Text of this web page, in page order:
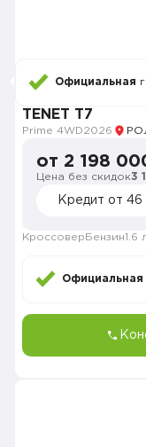
Официальная
TENET T7
Prime 4WD2026
от 2 198
Цена без скидок3
Кредит от
Кроссовер Бензин1.6 л.
Официальная